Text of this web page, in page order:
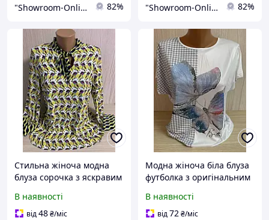
"Showroom-Online": Тисячі образів — один клік! 82% "Showroom-Online": Тисячі образів — один клік! 82%
Стильна жіноча модна
блуза сорочка з яскравим
рукавом і краваткою
В наявності
від48₴/міс
Модна жіноча біла блуза
футболка з оригінальним
короткий рукав
В наявності
від72₴/міс